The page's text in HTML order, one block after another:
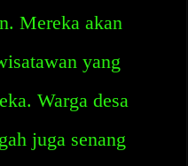
Mereka akan
yang
Warga desa
juga senang